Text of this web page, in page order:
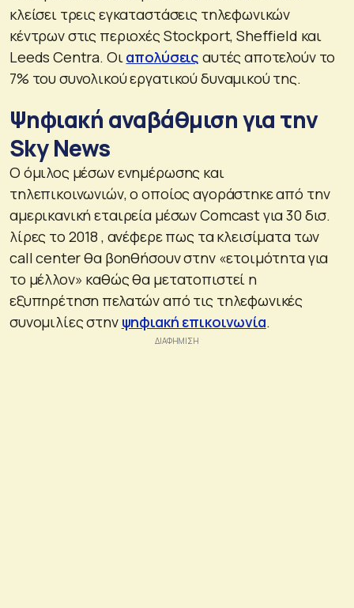
κλείσει τρεις εγκαταστάσεις τηλεφωνικών
κέντρων στις περιοχές Stockport, Sheffield και
Leeds Centra. Οι απολύσεις αυτές αποτελούν το
7% του συνολικού εργατικού δυναμικού της.
Ψηφιακή αναβάθμιση για την
Sky News
Ο όμιλος μέσων ενημέρωσης και
τηλεπικοινωνιών, ο οποίος αγοράστηκε από την
αμερικανική εταιρεία μέσων Comcast για 30 δισ.
λίρες το 2018 , ανέφερε πως τα κλεισίματα των
call center θα βοηθήσουν στην «ετοιμότητα για
το μέλλον» καθώς θα μετατοπιστεί η
εξυπηρέτηση πελατών από τις τηλεφωνικές
συνομιλίες στην ψηφιακή επικοινωνία.